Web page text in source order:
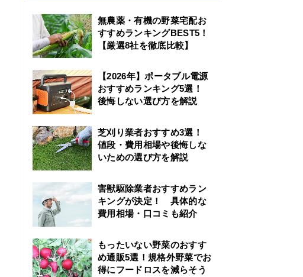
無農薬・有機の野菜宅配お
すすめランキングBEST5！
【厳選8社を徹底比較】
【2026年】ポータブル電源
おすすめランキング5選！
後悔しない選び方を解説
芝刈り業者おすすめ3選！
値段・費用相場や後悔しな
いための選び方を解説
害獣駆除業者おすすめラン
キングが決定！ 具体的な
費用相場・口コミも紹介
もったいない野菜のおすす
め通販5選！規格外野菜でお
得にフードロスを減らそう